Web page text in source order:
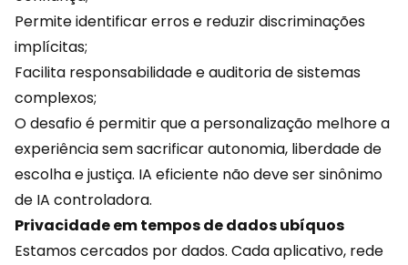
Permite identificar erros e reduzir discriminações
implícitas;
Facilita responsabilidade e auditoria de sistemas
complexos;
O desafio é permitir que a personalização melhore a
experiência sem sacrificar autonomia, liberdade de
escolha e justiça. IA eficiente não deve ser sinônimo
de IA controladora.
Privacidade em tempos de dados ubíquos
Estamos cercados por dados. Cada aplicativo, rede